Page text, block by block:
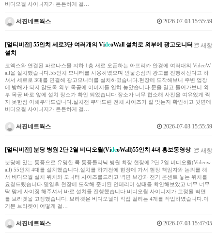
비디오월 사이니지가 튼튼하게 걸…
서진네트웍스 2026-07-03 15:55:59
[멀티비전] 55인치 세로3단 여러개의 VideoWall 설치로 외부에 광고모니터
설치
새창
코엑스와 연결된 파르나스몰 지하 1층 새로 오픈하는 아프리카 안경에 여러대의 VideoW
all을 설치했습니다.55인치 모니터를 사용하였으며 인물중심의 광고를 진행하신다고 하
셔서 세로로 3대를 연결해 광고모니터를 설치하였습니다.현장에 도착해보니 주변 업장
에 방해가 되지 않도록 외부 목공에 이미지를 입혀 놓았습니다.문을 열고 들어가보니 외
부 목공 바로 앞에 설치 장소가 확인 되었습니다.장소가 너무 협소해 사진을 여유있게 찍
지 못한점 이해부탁드립니다.설치전 부탁드린 전체 사이즈가 잘 맞는지 확인하고 뒷면에
비디오월 사이니지가 튼튼하게 걸…
서진네트웍스 2026-07-03 15:55:59
[멀티비전] 분당 병원 2단 2열 비디오월(VideoWall)55인치 4대 홍보동영상 새창
분당에 있는 통증으로 유명한 콕 통증클리닉 병원 확장 현장에 2단 2열 비디오월(Videow
all) 55인치 4대를 설치했습니다.설치를 하기전에 현장에 가서 현장 책임자와 논의를 해
서 비디오월 설치 위치와 모니터 사이즈를드리고 벽면 보강과 전기 콘센트 놓는 위치를
요청드렸습니다.몇일후 현장에 도착해 준비된 인테리어 상태를 확인해보았고 너무 너무
딱 맞게 사이징 해주셔서 바로 설치를 진행했습니다.비디오월 사이니지가 고정될 벽면
틀 브라켓을 고정했습니다. 브라켓은 비디오월이 직접 걸리는 4개를 작업하였습니다.이
기본 브라켓이 어떻게 걸…
서진네트웍스 2026-07-03 15:47:05